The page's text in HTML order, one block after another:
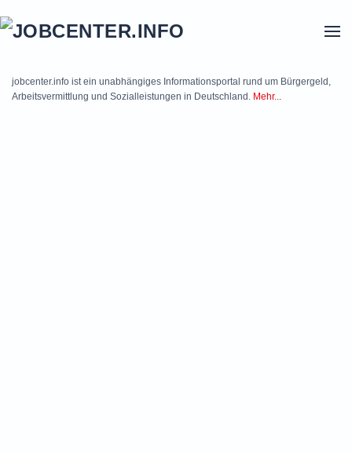
jobcenter.info ist ein unabhängiges Informationsportal rund um Bürgergeld,
Arbeitsvermittlung und Sozialleistungen in Deutschland. Mehr...